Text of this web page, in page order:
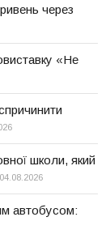
через
«Не
школи, який
04.08.2026
автобусом: